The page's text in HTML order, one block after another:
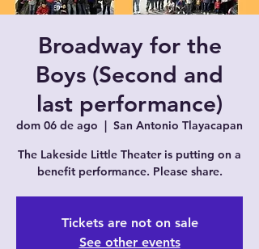
Broadway for the
Boys (Second and
last performance)
dom 06 de ago
  |
San Antonio Tlayacapan
The Lakeside Little Theater is putting on a
benefit performance. Please share.
Tickets are not on sale
See other events